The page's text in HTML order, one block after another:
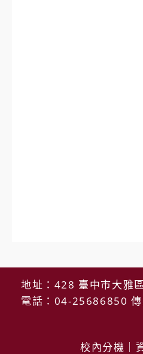
地址：428 臺中市大雅
電話：04-25686850
校內分機